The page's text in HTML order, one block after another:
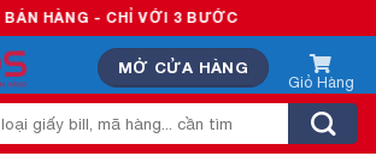
CHỈ VỚI 3 BƯỚC
MỞ CỬA HÀNG